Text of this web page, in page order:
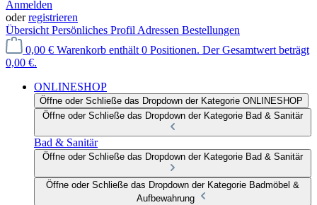
Anmelden
oderregistrieren
Übersicht Persönliches Profil Adressen Bestellungen
0,00 € Warenkorb enthält 0 Positionen. Der Gesamtwert beträgt
0,00 €.
ONLINESHOP
Öffne oder Schließe das Dropdown der Kategorie ONLINESHOP
Öffne oder Schließe das Dropdown der Kategorie Bad & Sanitär
Bad & Sanitär
Öffne oder Schließe das Dropdown der Kategorie Bad & Sanitär
Öffne oder Schließe das Dropdown der Kategorie Badmöbel &
Aufbewahrung